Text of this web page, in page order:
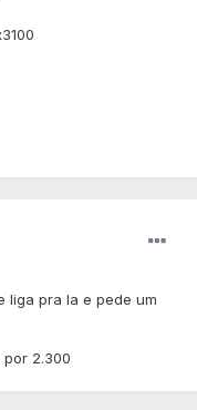
liga pra la e pede um
por 2.300